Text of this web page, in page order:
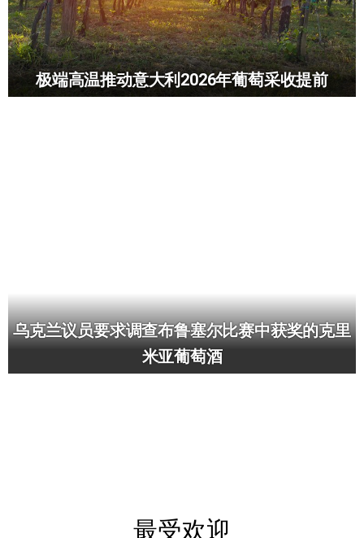
极端高温推动意大利2026年葡萄采收提前
乌克兰议员要求调查布鲁塞尔比赛中获奖的克里
米亚葡萄酒
最受欢迎